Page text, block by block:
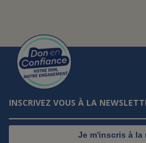
INSCRIVEZ VOUS À LA
Je m'inscris à la